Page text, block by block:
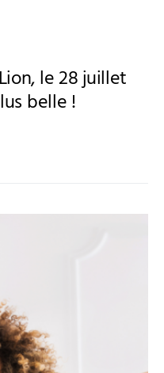
le 28 juillet
belle !